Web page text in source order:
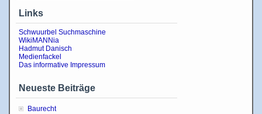
Links
Schwuurbel Suchmaschine
WikiMANNia
Hadmut Danisch
Medienfackel
Das informative Impressum
Neueste Beiträge
Baurecht